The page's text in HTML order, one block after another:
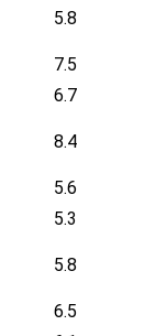
5.8
7.5
6.7
8.4
5.6
5.3
5.8
6.5